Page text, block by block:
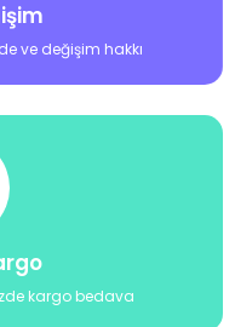
ve değişim hakkı
kargo bedava